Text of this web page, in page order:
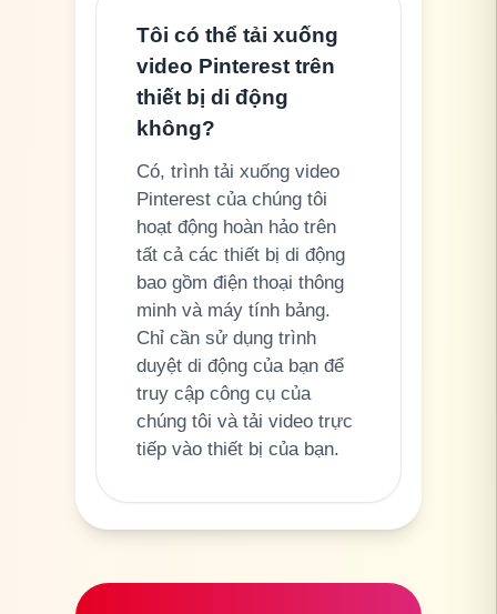
Tôi có thể tải xuống
video Pinterest trên
thiết bị di động
không?
Có, trình tải xuống video
Pinterest của chúng tôi
hoạt động hoàn hảo trên
tất cả các thiết bị di động
bao gồm điện thoại thông
minh và máy tính bảng.
Chỉ cần sử dụng trình
duyệt di động của bạn để
truy cập công cụ của
chúng tôi và tải video trực
tiếp vào thiết bị của bạn.